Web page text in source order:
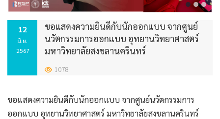
12
มิ.ย.
2567
ขอแสดงความยินดีกับนักออกแบบ จากศูนย์
นวัตกรรมการออกแบบ อุทยานวิทยาศาสตร์
มหาวิทยาลัยสงขลานครินทร์
1078
ขอแสดงความยินดีกับนักออกแบบ จากศูนย์นวัตกรรมการ
ออกแบบ อุทยานวิทยาศาสตร์ มหาวิทยาลัยสงขลานครินทร์